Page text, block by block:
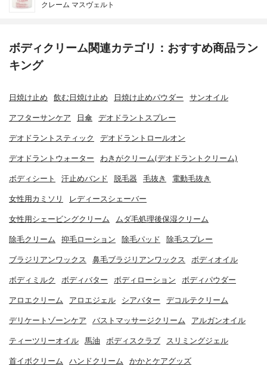
クレーム マスヴェルト
ボディクリーム関連カテゴリ：おすすめ商品ラン
キング
日焼け止め 飲む日焼け止め 日焼け止めパウダー サンオイル
アフターサンケア 日傘 デオドラントスプレー
デオドラントスティック デオドラントロールオン
デオドラントウォーター わきがクリーム(デオドラントクリーム)
ボディシート 汗止めバンド 脱毛器 毛抜き 電動毛抜き
女性用カミソリ レディースシェーバー
女性用シェービングクリーム ムダ毛処理後保湿クリーム
除毛クリーム 抑毛ローション 除毛パッド 除毛スプレー
ブラジリアンワックス 鼻毛ブラジリアンワックス ボディオイル
ボディミルク ボディバター ボディローション ボディパウダー
アロエクリーム アロエジェル シアバター デコルテクリーム
デリケートゾーンケア バストマッサージクリーム アルガンオイル
ティーツリーオイル 馬油 ボディスクラブ スリミングジェル
首イボクリーム ハンドクリーム かかとケアグッズ